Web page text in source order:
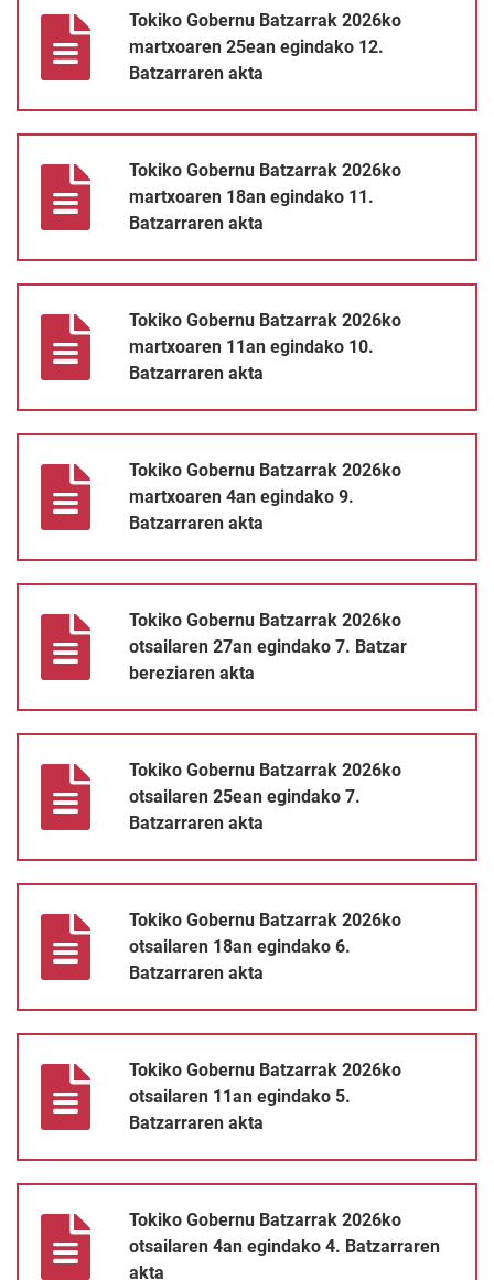
Tokiko Gobernu Batzarrak 2026ko
martxoaren 25ean egindako 12.
Batzarraren akta
Tokiko Gobernu Batzarrak 2026ko
martxoaren 18an egindako 11.
Batzarraren akta
Tokiko Gobernu Batzarrak 2026ko
martxoaren 11an egindako 10.
Batzarraren akta
Tokiko Gobernu Batzarrak 2026ko
martxoaren 4an egindako 9.
Batzarraren akta
Tokiko Gobernu Batzarrak 2026ko
otsailaren 27an egindako 7. Batzar
bereziaren akta
Tokiko Gobernu Batzarrak 2026ko
otsailaren 25ean egindako 7.
Batzarraren akta
Tokiko Gobernu Batzarrak 2026ko
otsailaren 18an egindako 6.
Batzarraren akta
Tokiko Gobernu Batzarrak 2026ko
otsailaren 11an egindako 5.
Batzarraren akta
Tokiko Gobernu Batzarrak 2026ko
otsailaren 4an egindako 4. Batzarraren
akta